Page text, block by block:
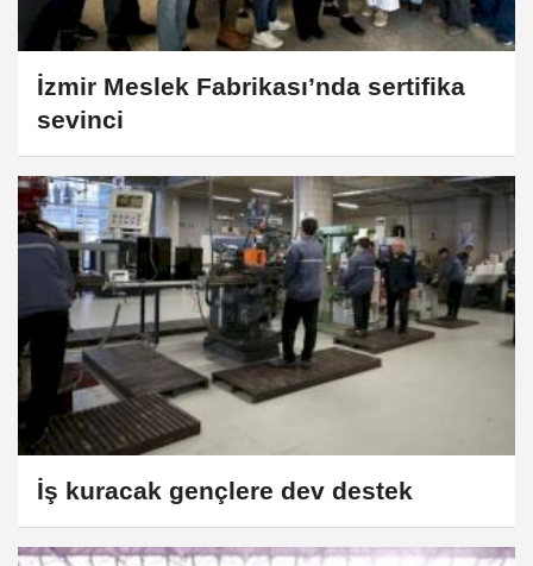
İzmir Meslek Fabrikası’nda sertifika
sevinci
İş kuracak gençlere dev destek